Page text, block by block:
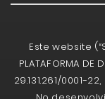
Este website
PLATAFORMA DE
29.131.261/0001-